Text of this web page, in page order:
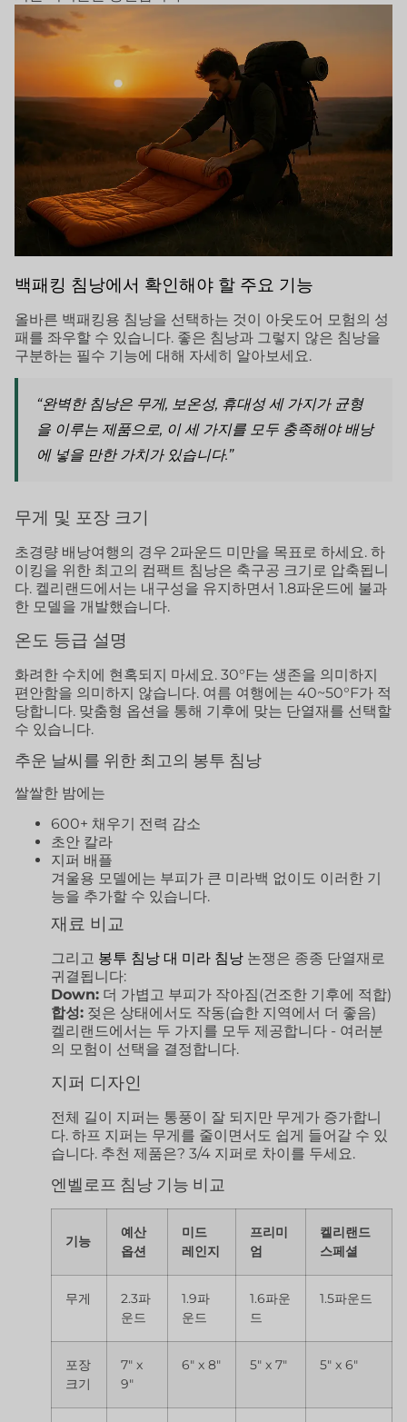
백패킹 침낭에서 확인해야 할 주요 기능
올바른 백패킹용 침낭을 선택하는 것이 아웃도어 모험의 성
패를 좌우할 수 있습니다. 좋은 침낭과 그렇지 않은 침낭을
구분하는 필수 기능에 대해 자세히 알아보세요.
“완벽한 침낭은 무게, 보온성, 휴대성 세 가지가 균형
을 이루는 제품으로, 이 세 가지를 모두 충족해야 배낭
에 넣을 만한 가치가 있습니다.”
무게 및 포장 크기
초경량 배낭여행의 경우 2파운드 미만을 목표로 하세요. 하
이킹을 위한 최고의 컴팩트 침낭은 축구공 크기로 압축됩니
다. 켈리랜드에서는 내구성을 유지하면서 1.8파운드에 불과
한 모델을 개발했습니다.
온도 등급 설명
화려한 수치에 현혹되지 마세요. 30°F는 생존을 의미하지
편안함을 의미하지 않습니다. 여름 여행에는 40~50°F가 적
당합니다. 맞춤형 옵션을 통해 기후에 맞는 단열재를 선택할
수 있습니다.
추운 날씨를 위한 최고의 봉투 침낭
쌀쌀한 밤에는
600+ 채우기 전력 감소
초안 칼라
지퍼 배플
겨울용 모델에는 부피가 큰 미라백 없이도 이러한 기
능을 추가할 수 있습니다.
재료 비교
그리고 봉투 침낭 대 미라 침낭 논쟁은 종종 단열재로
귀결됩니다:
Down: 더 가볍고 부피가 작아짐(건조한 기후에 적합)
합성: 젖은 상태에서도 작동(습한 지역에서 더 좋음)
켈리랜드에서는 두 가지를 모두 제공합니다 - 여러분
의 모험이 선택을 결정합니다.
지퍼 디자인
전체 길이 지퍼는 통풍이 잘 되지만 무게가 증가합니
다. 하프 지퍼는 무게를 줄이면서도 쉽게 들어갈 수 있
습니다. 추천 제품은? 3/4 지퍼로 차이를 두세요.
엔벨로프 침낭 기능 비교
기능
예산
옵션
미드
레인지
프리미
엄
켈리랜드
스페셜
무게
2.3파
운드
1.9파
운드
1.6파운
드
1.5파운드
포장
크기
7″ x
9″
6″ x 8″ 5″ x 7″ 5″ x 6″